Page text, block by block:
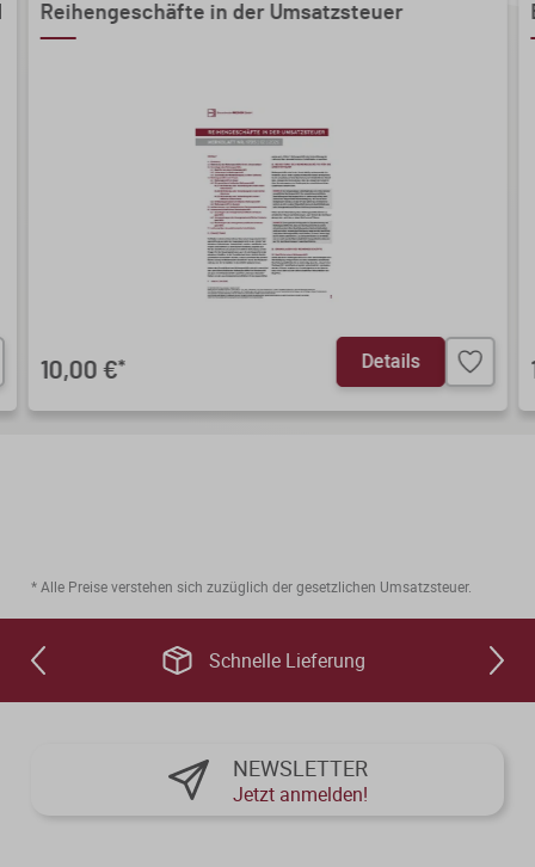
Reihengeschäfte in der Umsatzsteuer
10,00 €* Details
* Alle Preise verstehen sich zuzüglich der gesetzlichen Umsatzsteuer.
Schnelle Lieferung
NEWSLETTER
Jetzt anmelden!